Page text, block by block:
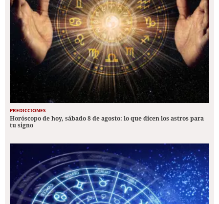
PREDICCIONES
Horóscopo de hoy, sábado 8 de agosto: lo que dicen los astros para
tu signo